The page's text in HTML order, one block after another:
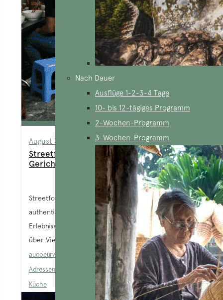
Nach Dauer
Ausflüge 1-2-3-4 Tage
10- bis 12-tägiges Programm
2-Wochen-Programm
3-Wochen-Programm
August 3, 2026
Streetfood in Vietnam: 10 köstliche
Gerichte und unverzichtbare Tipps
Streetfood in Vietnam gehört zu den
authentischsten und unvergesslichsten kulinarischen
Erlebnissen, die Reisende machen können. Wer
über Vietnam spricht, denkt...
aucoeurvietnam-adminTour in Vietnam
Empfohlene
Adressen
Vietnamesische Gerichte, Vietnamesische
Küche